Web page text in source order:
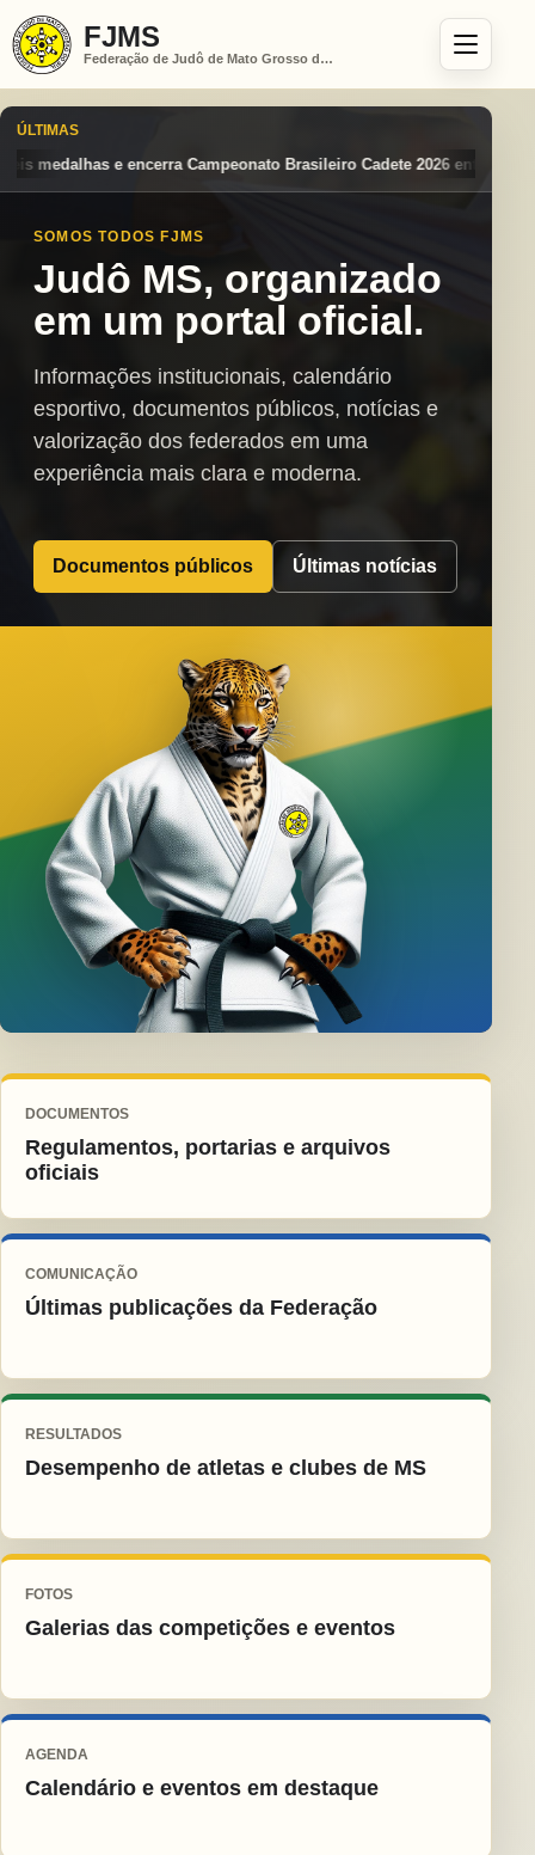
FJMS
Federação de Judô de Mato Grosso do Sul
ÚLTIMAS
Brasileiro Cadete 2026 entre os destaques nacionais Mato
SOMOS TODOS FJMS
Judô MS, organizado
em um portal oficial.
Informações institucionais, calendário
esportivo, documentos públicos, notícias e
valorização dos federados em uma
experiência mais clara e moderna.
Documentos públicos Últimas notícias
DOCUMENTOS
Regulamentos, portarias e arquivos
oficiais
COMUNICAÇÃO
Últimas publicações da Federação
RESULTADOS
Desempenho de atletas e clubes de MS
FOTOS
Galerias das competições e eventos
AGENDA
Calendário e eventos em destaque